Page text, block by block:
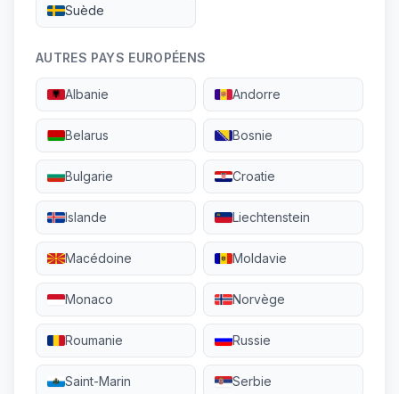
Suède
AUTRES PAYS EUROPÉENS
Albanie Andorre
Belarus Bosnie
Bulgarie Croatie
Islande Liechtenstein
Macédoine Moldavie
Monaco Norvège
Roumanie Russie
Saint-Marin Serbie